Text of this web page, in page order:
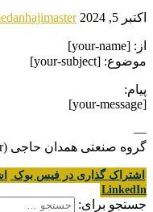
اکتبر 5, 2024
از: [your-name]
موضوع: [your-subject]
پیام:
[your-message]
—
گروه صنعتی همدان حاجی (https://www.hamedanhaji.ir)
اشتراک گذاری در فیس بوک
LinkedIn
جستجو برای: